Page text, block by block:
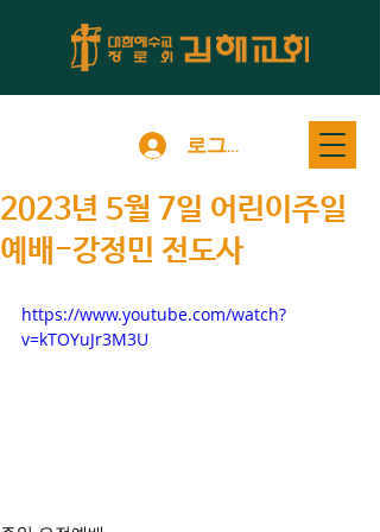
로그인
2023년 5월 7일 어린이주일
예배-강정민 전도사
https://www.youtube.com/watch?
v=kTOYuJr3M3U